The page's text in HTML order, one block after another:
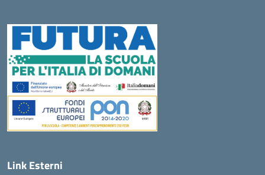
Link Esterni